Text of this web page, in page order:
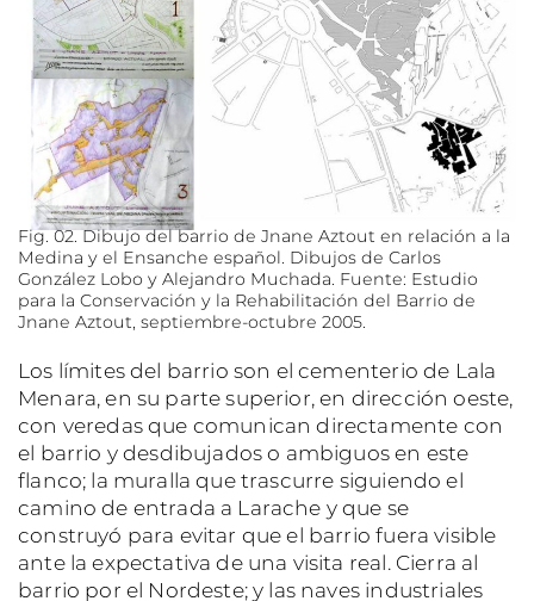
Fig. 02. Dibujo del barrio de Jnane Aztout en relación a la
Medina y el Ensanche español. Dibujos de Carlos
González Lobo y Alejandro Muchada. Fuente: Estudio
para la Conservación y la Rehabilitación del Barrio de
Jnane Aztout, septiembre-octubre 2005.
Los límites del barrio son el cementerio de Lala
Menara, en su parte superior, en dirección oeste,
con veredas que comunican directamente con
el barrio y desdibujados o ambiguos en este
flanco; la muralla que trascurre siguiendo el
camino de entrada a Larache y que se
construyó para evitar que el barrio fuera visible
ante la expectativa de una visita real. Cierra al
barrio por el Nordeste; y las naves industriales